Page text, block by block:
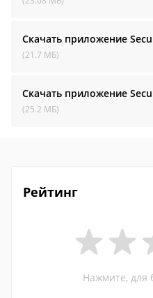
Скачать приложение
(21.7 МБ)
Скачать приложение
(25.2 МБ)
Рейтинг
Нажмите, для